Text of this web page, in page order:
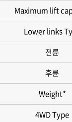
Maximum lift
Lower links
전륜
후륜
Weight*
4WD Type